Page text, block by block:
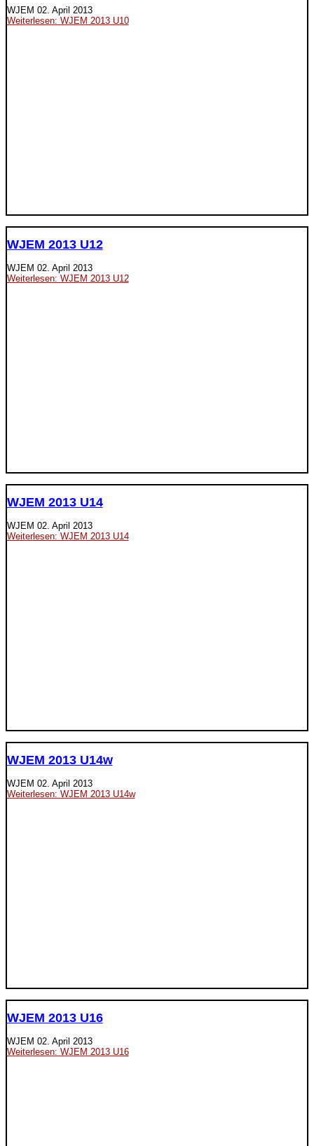
WJEM 02. April 2013
Weiterlesen: WJEM 2013 U10
WJEM 2013 U12
WJEM 02. April 2013
Weiterlesen: WJEM 2013 U12
WJEM 2013 U14
WJEM 02. April 2013
Weiterlesen: WJEM 2013 U14
WJEM 2013 U14w
WJEM 02. April 2013
Weiterlesen: WJEM 2013 U14w
WJEM 2013 U16
WJEM 02. April 2013
Weiterlesen: WJEM 2013 U16